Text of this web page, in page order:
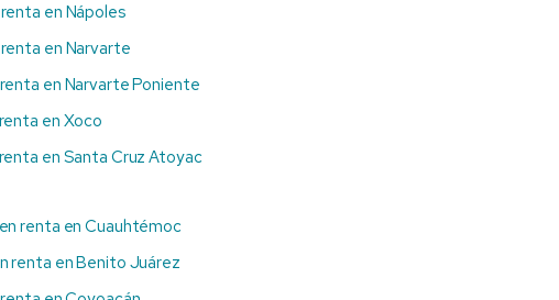
en Nápoles
en Narvarte
en Narvarte Poniente
en Xoco
en Santa Cruz Atoyac
en renta en Cuauhtémoc
renta en Benito Juárez